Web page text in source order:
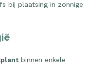
bij plaatsing in zonnige
binnen enkele